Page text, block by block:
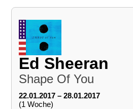
Ed Sheeran
Shape Of You
22.01.2017 – 28.01.2017
(1 Woche)